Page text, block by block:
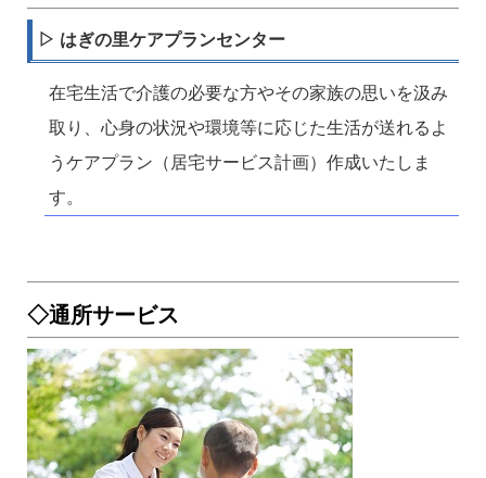
▷ はぎの里ケアプランセンター
在宅生活で介護の必要な方やその家族の思いを汲み
取り、心身の状況や環境等に応じた生活が送れるよ
うケアプラン（居宅サービス計画）作成いたしま
す。
◇通所サービス